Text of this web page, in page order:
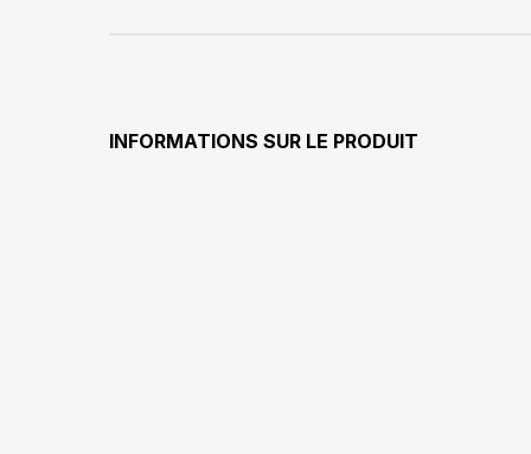
INFORMATIONS SUR LE PRODUIT